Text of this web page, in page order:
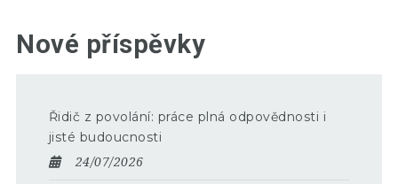
Nové příspěvky
Řidič z povolání: práce plná odpovědnosti i
jisté budoucnosti
24/07/2026